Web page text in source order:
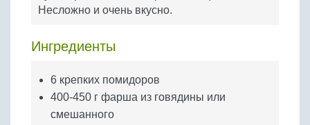
Бобовые
Крупы
Несложно и очень вкусно.
Ингредиенты
6 крепких помидоров
400-450 г фарша из говядины или
смешанного